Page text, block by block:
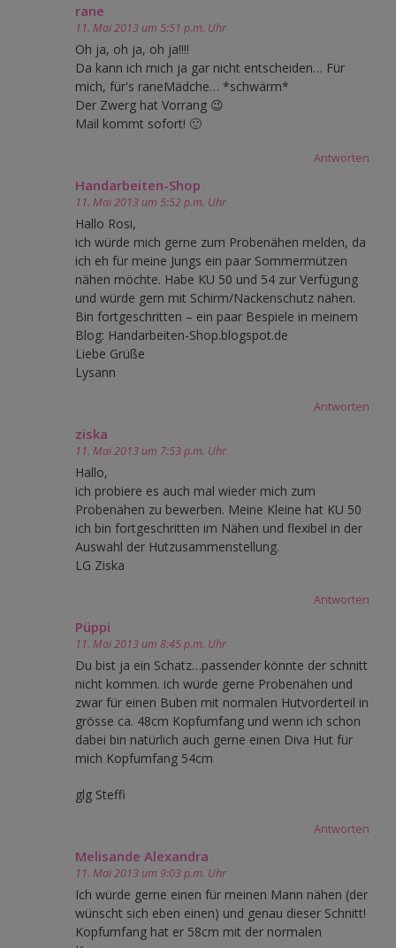
rane
11. Mai 2013 um 5:51 p.m. Uhr
Oh ja, oh ja, oh ja!!!!
Da kann ich mich ja gar nicht entscheiden… Für
mich, für's raneMädche… *schwärm*
Der Zwerg hat Vorrang 😉
Mail kommt sofort! 🙂
Antworten
Handarbeiten-Shop
11. Mai 2013 um 5:52 p.m. Uhr
Hallo Rosi,
ich würde mich gerne zum Probenähen melden, da
ich eh für meine Jungs ein paar Sommermützen
nähen möchte. Habe KU 50 und 54 zur Verfügung
und würde gern mit Schirm/Nackenschutz nähen.
Bin fortgeschritten – ein paar Bespiele in meinem
Blog: Handarbeiten-Shop.blogspot.de
Liebe Grüße
Lysann
Antworten
ziska
11. Mai 2013 um 7:53 p.m. Uhr
Hallo,
ich probiere es auch mal wieder mich zum
Probenähen zu bewerben. Meine Kleine hat KU 50
ich bin fortgeschritten im Nähen und flexibel in der
Auswahl der Hutzusammenstellung.
LG Ziska
Antworten
Püppi
11. Mai 2013 um 8:45 p.m. Uhr
Du bist ja ein Schatz…passender könnte der schnitt
nicht kommen. ich würde gerne Probenähen und
zwar für einen Buben mit normalen Hutvorderteil in
grösse ca. 48cm Kopfumfang und wenn ich schon
dabei bin natürlich auch gerne einen Diva Hut für
mich Kopfumfang 54cm
glg Steffi
Antworten
Melisande Alexandra
11. Mai 2013 um 9:03 p.m. Uhr
Ich würde gerne einen für meinen Mann nähen (der
wünscht sich eben einen) und genau dieser Schnitt!
Kopfumfang hat er 58cm mit der normalen